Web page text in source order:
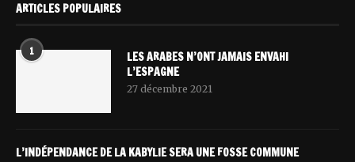
ARTICLES POPULAIRES
1
LES ARABES N’ONT JAMAIS ENVAHI
L’ESPAGNE
27 décembre 2021
L’INDÉPENDANCE DE LA KABYLIE SERA UNE FOSSE COMMUNE